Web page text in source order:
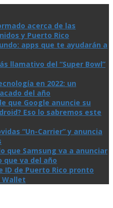
acerca de las
y Puerto Rico
apps que te ayudarán a
llamativo del “Super Bowl”
en 2022: un
del año
que Google anuncie su
Eso lo sabremos este
“Un-Carrier” y anuncia
que Samsung va a anunciar
que va del año
ID de Puerto Rico pronto
Wallet